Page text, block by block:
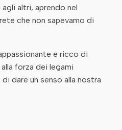
altri, aprendo nel
che non sapevamo di
e ricco di
forza dei legami
dare un senso alla nostra